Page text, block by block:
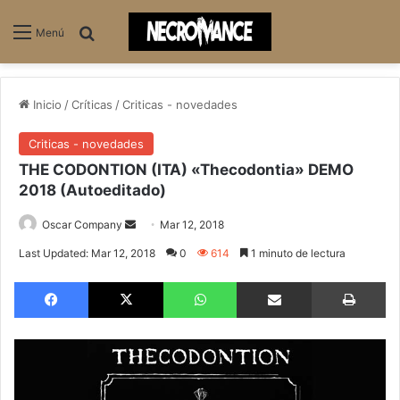
Menú
Inicio /Críticas /Criticas - novedades
Criticas - novedades
THE CODONTION (ITA) «Thecodontia» DEMO
2018 (Autoeditado)
Oscar Company
e
m
Mar 12, 2018
Last Updated: Mar 12, 2018 0 614 1 minuto de lectura
Facebook X WhatsApp Compartir via email